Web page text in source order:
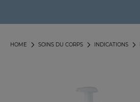
INDICATIONS
SOINS DU CORPS
HOME